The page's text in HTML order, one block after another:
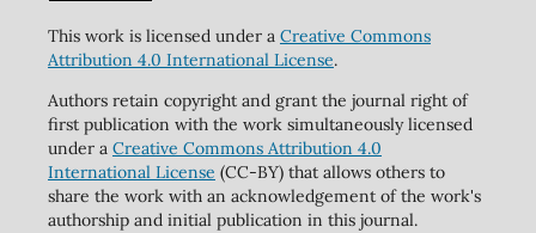
This work is licensed under a Creative Commons
Attribution 4.0 International License.
Authors retain copyright and grant the journal right of
first publication with the work simultaneously licensed
under a Creative Commons Attribution 4.0
International License (CC-BY) that allows others to
share the work with an acknowledgement of the work's
authorship and initial publication in this journal.